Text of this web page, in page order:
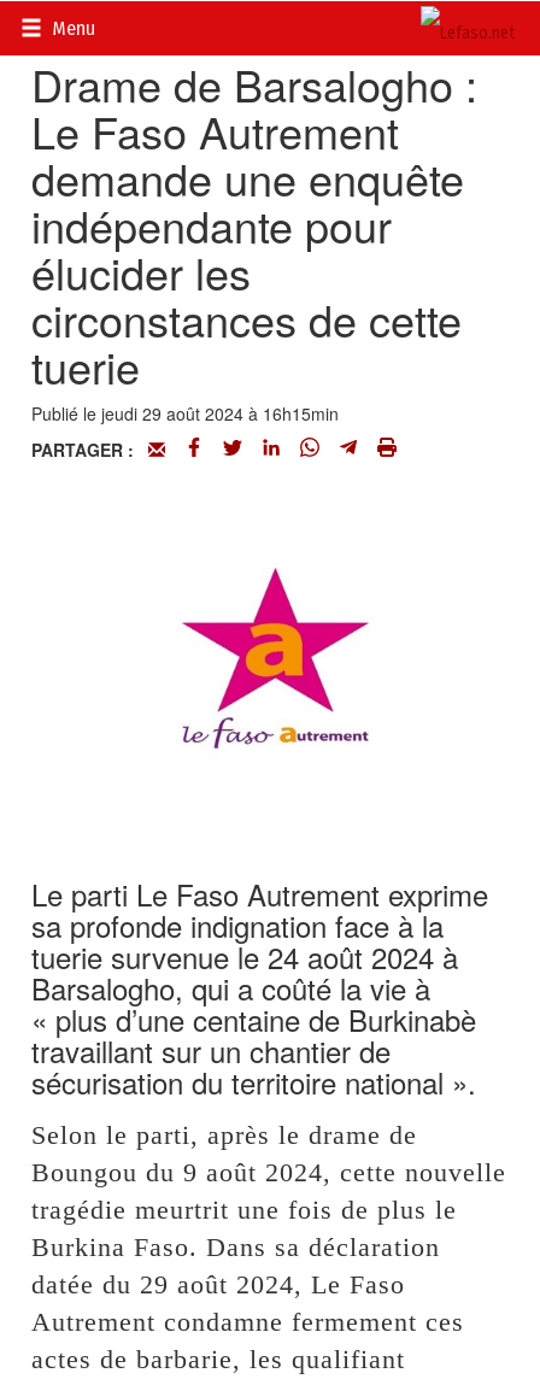
Menu
Accueil>
Drame de Barsalogho :
Le Faso Autrement
demande une enquête
indépendante pour
élucider les
circonstances de cette
tuerie
Publié le jeudi 29 août 2024 à 16h15min
PARTAGER :
Le parti Le Faso Autrement exprime
sa profonde indignation face à la
tuerie survenue le 24 août 2024 à
Barsalogho, qui a coûté la vie à
« plus d’une centaine de Burkinabè
travaillant sur un chantier de
sécurisation du territoire national ».
Selon le parti, après le drame de
Boungou du 9 août 2024, cette nouvelle
tragédie meurtrit une fois de plus le
Burkina Faso. Dans sa déclaration
datée du 29 août 2024, Le Faso
Autrement condamne fermement ces
actes de barbarie, les qualifiant